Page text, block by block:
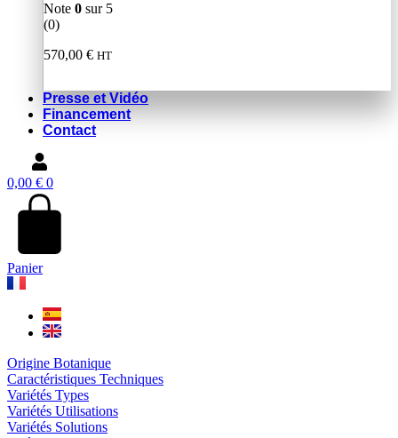
Note 0 sur 5
(0)
570,00 € HT
Presse et Vidéo
Financement
Contact
0,00 € 0
Panier
Origine Botanique
Caractéristiques Techniques
Variétés Types
Variétés Utilisations
Variétés Solutions